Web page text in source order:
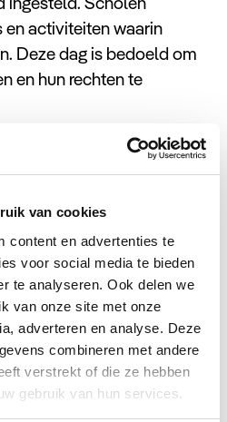
van cookies
content en advertenties te
voor social media te bieden
te analyseren. Ook delen we
van onze site met onze
adverteren en analyse. Deze
combineren met andere
verstrekt of die ze hebben
gebruik van hun services.
en activiteiten waarin
Deze dag is bedoeld om
en hun rechten te
de Arbeid gevierd.
van
worden demonstraties en
vooral in grote
en Ankara.
(Herdenking